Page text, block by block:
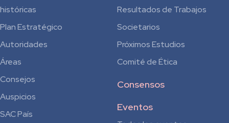
históricas
Plan Estratégico
Autoridades
Áreas
Consejos
Auspicios
SAC País
Resultados de Trabajos
Societarios
Próximos Estudios
Comité de Ética
Consensos
Eventos